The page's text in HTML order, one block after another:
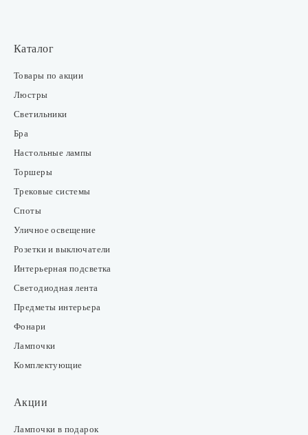
Каталог
Товары по акции
Люстры
Светильники
Бра
Настольные лампы
Торшеры
Трековые системы
Споты
Уличное освещение
Розетки и выключатели
Интерьерная подсветка
Светодиодная лента
Предметы интерьера
Фонари
Лампочки
Комплектующие
Акции
Лампочки в подарок